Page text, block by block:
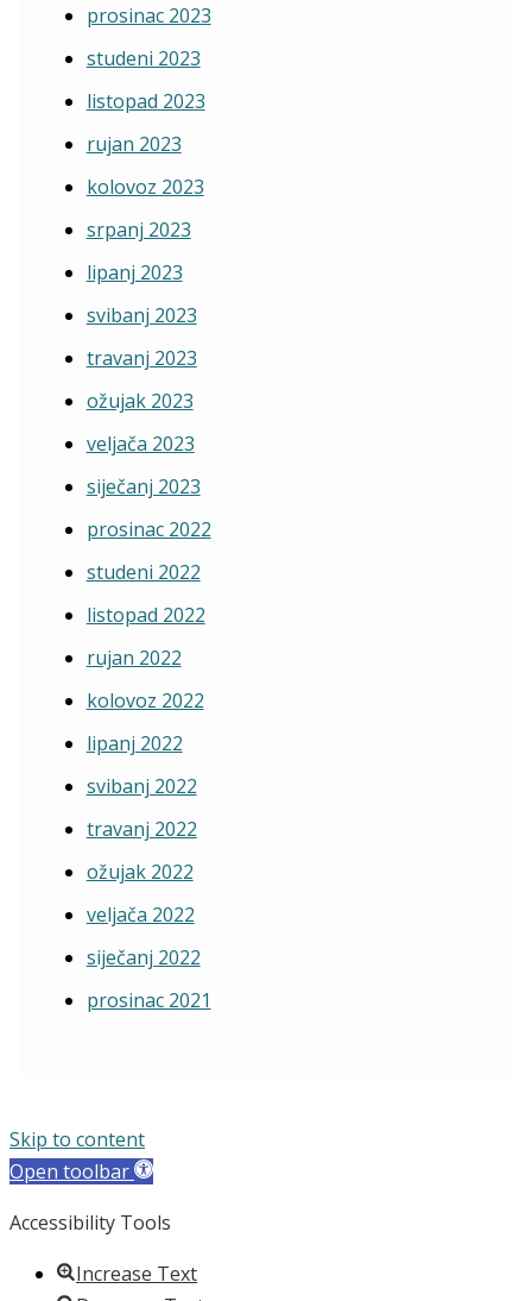
prosinac 2023
studeni 2023
listopad 2023
rujan 2023
kolovoz 2023
srpanj 2023
lipanj 2023
svibanj 2023
travanj 2023
ožujak 2023
veljača 2023
siječanj 2023
prosinac 2022
studeni 2022
listopad 2022
rujan 2022
kolovoz 2022
lipanj 2022
svibanj 2022
travanj 2022
ožujak 2022
veljača 2022
siječanj 2022
prosinac 2021
Skip to content
Open toolbar
Accessibility Tools
Increase Text